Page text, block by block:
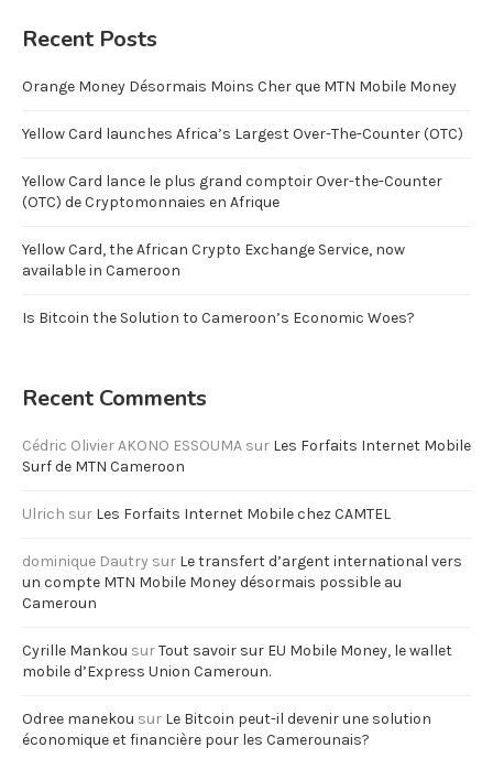
Recent Posts
Orange Money Désormais Moins Cher que MTN Mobile Money
Yellow Card launches Africa’s Largest Over-The-Counter (OTC)
Yellow Card lance le plus grand comptoir Over-the-Counter
(OTC) de Cryptomonnaies en Afrique
Yellow Card, the African Crypto Exchange Service, now
available in Cameroon
Is Bitcoin the Solution to Cameroon’s Economic Woes?
Recent Comments
Cédric Olivier AKONO ESSOUMA sur Les Forfaits Internet Mobile
Surf de MTN Cameroon
Ulrich sur Les Forfaits Internet Mobile chez CAMTEL
dominique Dautry sur Le transfert d’argent international vers
un compte MTN Mobile Money désormais possible au
Cameroun
Cyrille Mankou surTout savoir sur EU Mobile Money, le wallet
mobile d’Express Union Cameroun.
Odree manekou sur Le Bitcoin peut-il devenir une solution
économique et financière pour les Camerounais?